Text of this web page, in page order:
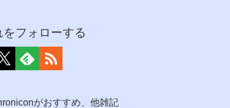
フォローする
がおすすめ、他雑記